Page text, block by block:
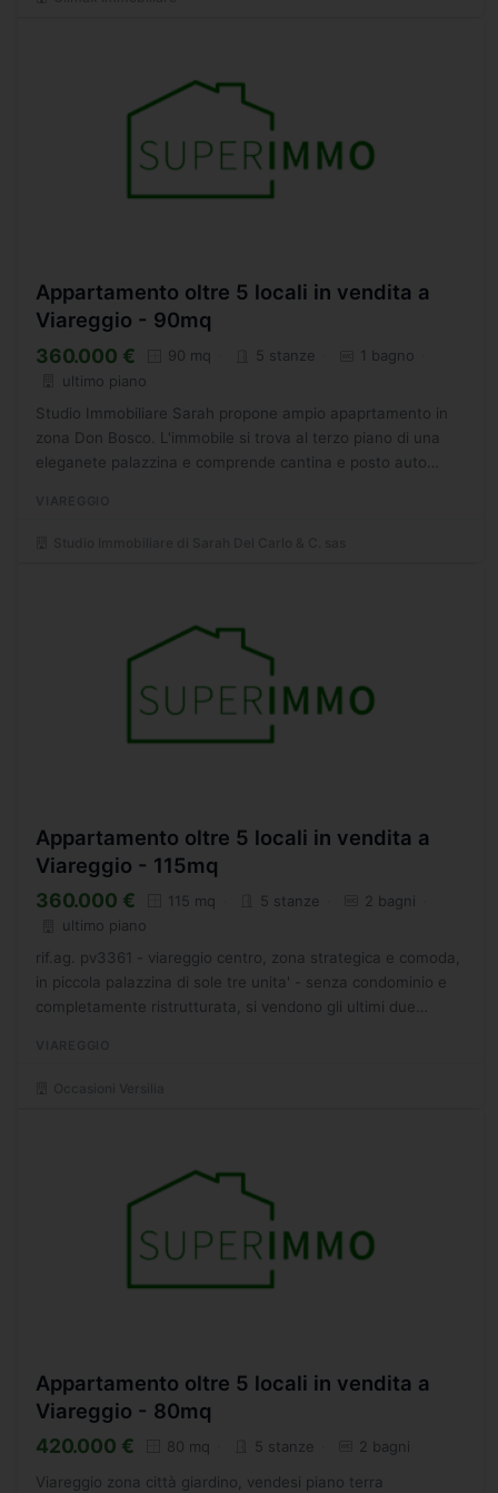
Appartamento oltre 5 locali in vendita a
Viareggio - 90mq
360.000 € 90 mq 5 stanze
1 bagno
ultimo piano
Studio Immobiliare Sarah propone ampio apaprtamento in
zona Don Bosco. L'immobile si trova al terzo piano di una
eleganete palazzina e comprende cantina e posto auto
Appartamento oltre 5 locali in vendita a
Viareggio - 115mq
360.000 € 115 mq 5 stanze
2 bagni
ultimo piano
rif.ag. pv3361 - viareggio centro, zona strategica e comoda,
in piccola palazzina di sole tre unita' - senza condominio e
completamente ristrutturata, si vendono gli ultimi due
Appartamento oltre 5 locali in vendita a
Viareggio - 80mq
420.000 € 80 mq 5 stanze 2 bagni
Viareggio zona città giardino, vendesi piano terra